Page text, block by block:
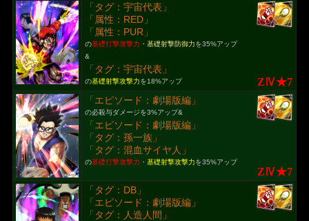
「タグ：宇宙代表」
「属性：RED」
「属性：PUR」
の基礎打撃攻撃力 ・ 基礎射撃防御力を35%アップ
&
「タグ：宇宙代表」
の基礎射撃攻撃力を18%アップ ZⅣ★7
「エピソード：劇場版編」
の必殺与ダメージを3%アップ&
「エピソード：劇場版編」
「タグ：孫一族」
「タグ：混血サイヤ人」
の基礎打撃攻撃力 ・ 基礎射撃攻撃力を35%アップ
ZⅣ★7
「タグ：DB」
「エピソード：劇場版編」
「タグ：人造人間」